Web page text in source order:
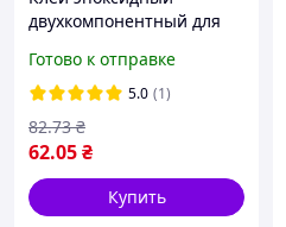
двухкомпонентный для
(прозрачный) 20г UNIFIX
Готово к отправке
5.0 (1)
62.05₴
82.73 ₴
Купить